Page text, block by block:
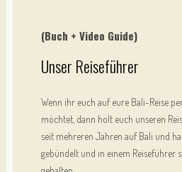
(Buch + Video Guide)
Unser Reiseführer
Wenn ihr euch auf eure Bali-Reise
möchtet, dann holt euch unseren
seit mehreren Jahren auf Bali und
gebündelt und in einem Reiseführer